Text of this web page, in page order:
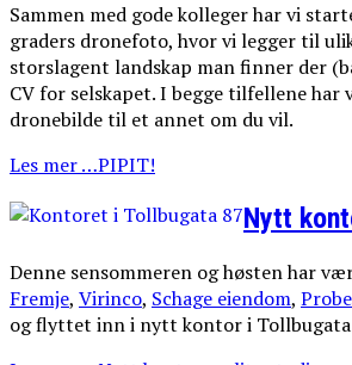
Sammen med gode kolleger har vi
graders dronefoto, hvor vi legger til
storslagent landskap man finner der
CV for selskapet. I begge tilfellene
dronebilde til et annet om du vil.
Les mer …PIPIT!
Nytt
Denne sensommeren og høsten har
Fremje, Virinco, Schage eiendom,
og flyttet inn i nytt kontor i Tollbugata